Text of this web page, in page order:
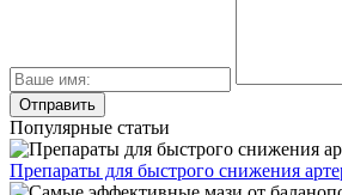
Популярные статьи
Препараты для быстрого снижения